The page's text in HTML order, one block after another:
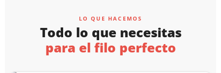
LO QUE HACEMOS
Todo lo que necesitas
para el filo perfecto